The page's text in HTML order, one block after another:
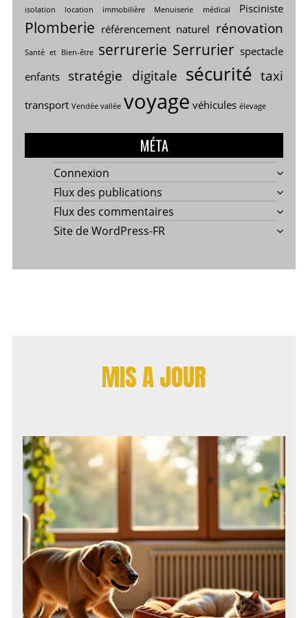
isolation location immobilière Menuiserie médical Pisciniste
Plomberie référencement naturel rénovation
Santé et Bien-être serrurerie Serrurier spectacle
enfants
stratégie digitale sécurité taxi
transport Vendée vallée voyage véhicules élevage
MÉTA
Connexion
Flux des publications
Flux des commentaires
Site de WordPress-FR
MIS A JOUR